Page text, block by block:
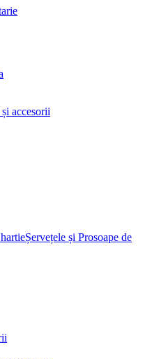
și accesorii
Șervețele și Prosoape de